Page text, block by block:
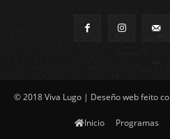
© 2018 Viva Lugo | Deseño web feito co
Inicio Programas